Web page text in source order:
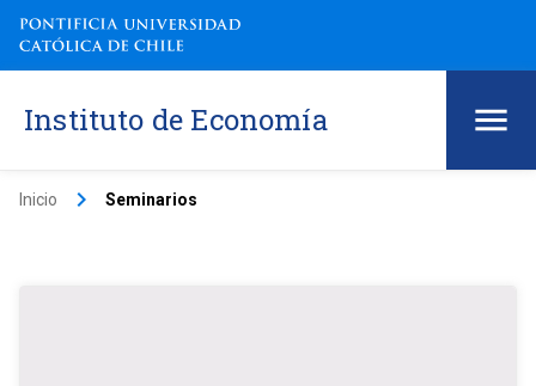
Instituto de Economía
Inicio keyboard_arrow_right Seminarios